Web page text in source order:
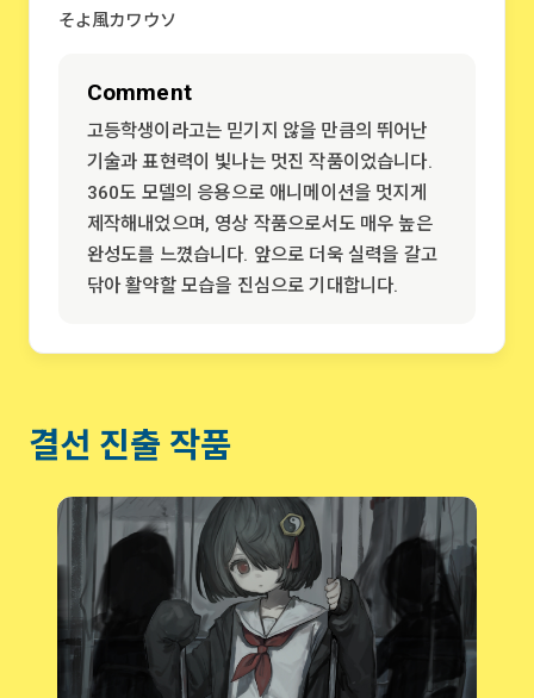
そよ風カワウソ
Comment
고등학생이라고는 믿기지 않을 만큼의 뛰어난
기술과 표현력이 빛나는 멋진 작품이었습니다.
360도 모델의 응용으로 애니메이션을 멋지게
제작해내었으며, 영상 작품으로서도 매우 높은
완성도를 느꼈습니다. 앞으로 더욱 실력을 갈고
닦아 활약할 모습을 진심으로 기대합니다.
결선 진출 작품